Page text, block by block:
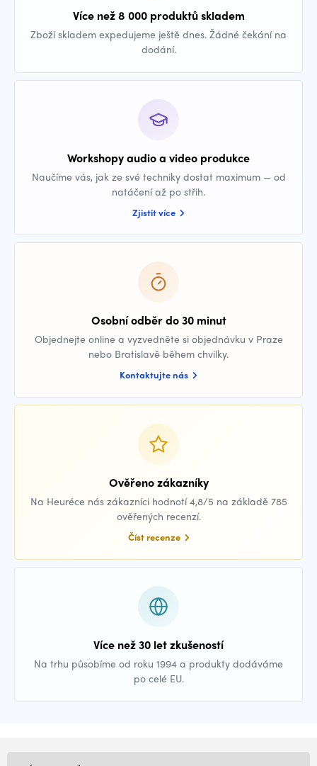
Více než 8 000 produktů skladem
Zboží skladem expedujeme ještě dnes. Žádné čekání na
dodání.
Workshopy audio a video produkce
Naučíme vás, jak ze své techniky dostat maximum — od
natáčení až po střih.
Zjistit více
Osobní odběr do 30 minut
Objednejte online a vyzvedněte si objednávku v Praze
nebo Bratislavě během chvilky.
Kontaktujte nás
Ověřeno zákazníky
Na Heuréce nás zákazníci hodnotí 4,8/5 na základě 785
ověřených recenzí.
Číst recenze
Více než 30 let zkušeností
Na trhu působíme od roku 1994 a produkty dodáváme
po celé EU.